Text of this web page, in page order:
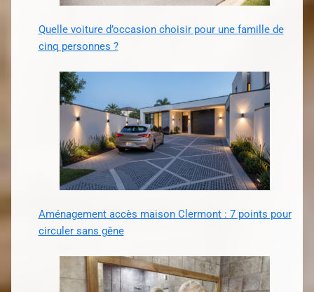
Quelle voiture d’occasion choisir pour une famille de
cinq personnes ?
Aménagement accès maison Clermont : 7 points pour
circuler sans gêne